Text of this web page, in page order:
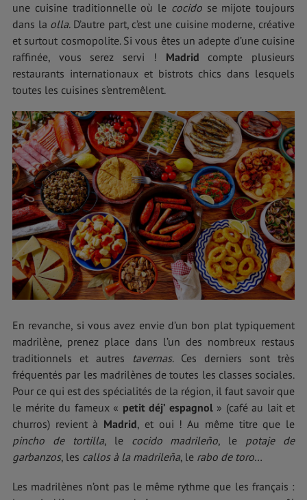
une cuisine traditionnelle où le cocidose mijote toujours
dans la olla. D’autre part, c’est une cuisine moderne, créative
et surtout cosmopolite. Si vous êtes un adepte d’une cuisine
raffinée, vous serez servi ! Madrid compte plusieurs
restaurants internationaux et bistrots chics dans lesquels
toutes les cuisines s’entremêlent.
En revanche, si vous avez envie d’un bon plat typiquement
madrilène, prenez place dans l’un des nombreux restaus
traditionnels et autres tavernas. Ces derniers sont très
fréquentés par les madrilènes de toutes les classes sociales.
Pour ce qui est des spécialités de la région, il faut savoir que
le mérite du fameux « petit déj’ espagnol» (café au lait et
churros) revient à Madrid, et oui ! Au même titre que le
pincho de tortilla, le cocido madrileño, le potaje de
garbanzos, les callos à la madrileña, le rabo de toro…
Les madrilènes n’ont pas le même rythme que les français :